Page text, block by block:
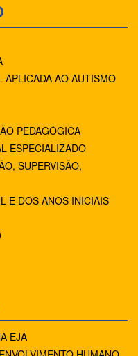
APLICADA AO AUTISMO
PEDAGÓGICA
ESPECIALIZADO
SUPERVISÃO,
E DOS ANOS INICIAIS
EJA